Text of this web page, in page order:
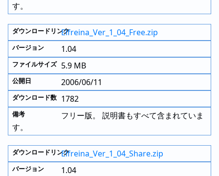
す。
Elfreina_Ver_1_04_Free.zip
1.04
5.9 MB
2006/06/11
1782
フリー版。 説明書もすべて含まれていま
す。
Elfreina_Ver_1_04_Share.zip
1.04